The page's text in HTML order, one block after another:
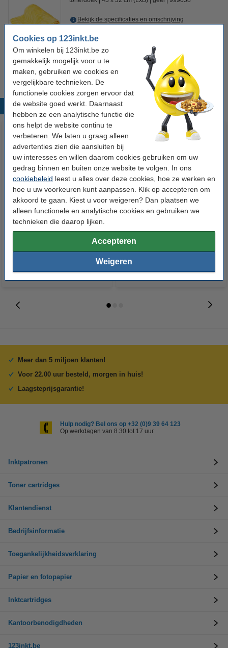
Cookies op 123inkt.be
Om winkelen bij 123inkt.be zo
gemakkelijk mogelijk voor u te
maken, gebruiken we cookies en
vergelijkbare technieken. De
functionele cookies zorgen ervoor dat
de website goed werkt. Daarnaast
hebben ze een analytische functie die
ons helpt de website continu te
verbeteren. We laten u graag alleen
advertenties zien die aansluiten bij
uw interesses en willen daarom cookies gebruiken om uw
gedrag binnen en buiten onze website te volgen. In ons
cookiebeleid leest u alles over deze cookies, hoe ze werken en
hoe u uw voorkeuren kunt aanpassen. Klik op accepteren om
akkoord te gaan. Kiest u voor weigeren? Dan plaatsen we
alleen functionele en analytische cookies en gebruiken we
technieken die daarop lijken.
Accepteren
Weigeren
Bekijk de specificaties en omschrijving
Morgen verstuurd
€ 0,95
Populaire producten
123accu Xtreme Power MN1500
Penlite AA batterij 24 stuks
123inkt kopieerpapier 1 pak van
500 vellen A4 - 80 g/m²
Meer dan 5 miljoen klanten!
Voor 22.00 uur besteld, morgen in huis!
Laagsteprijsgarantie!
Hulp nodig? Bel ons op +32 (0)9 39 64 123
Op werkdagen van 8.30 tot 17 uur
Inktpatronen
Toner cartridges
Klantendienst
Bedrijfsinformatie
Toegankelijkheidsverklaring
Papier en fotopapier
Inktcartridges
Kantoorbenodigdheden
123inkt.be